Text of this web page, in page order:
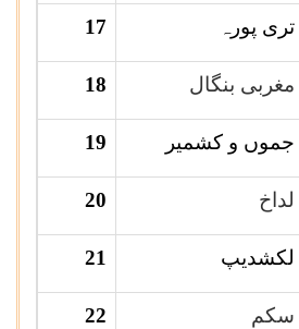
17 تری پورہ
18 مغربی بنگال
19 جموں و کشمیر
20 لداخ
21 لکشدیپ
22 سکم